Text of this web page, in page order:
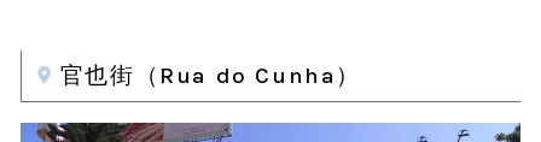
官也街（Rua do Cunha）